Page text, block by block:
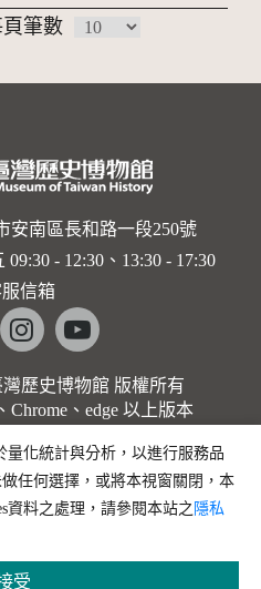
筆數
安南區長和路一段250號
- 12:30、13:30 - 17:30
信箱
instagramyoutube
灣歷史博物館 版權所有
Chrome、edge 以上版本
量化統計與分析，以進行服務品
任何選擇，或將本視窗關閉，本
資料之處理，請參閱本站之 隱私
受